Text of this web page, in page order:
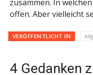
zusammen. In
offen. Aber vielleicht
VERÖFFENTLICHT IN
4 Gedanken